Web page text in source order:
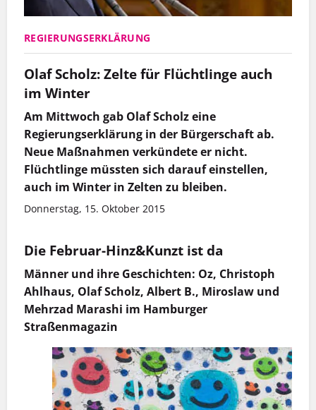
REGIERUNGSERKLÄRUNG
Olaf Scholz: Zelte für Flüchtlinge auch
im Winter
Am Mittwoch gab Olaf Scholz eine
Regierungserklärung in der Bürgerschaft ab.
Neue Maßnahmen verkündete er nicht.
Flüchtlinge müssten sich darauf einstellen,
auch im Winter in Zelten zu bleiben.
Donnerstag, 15. Oktober 2015
Die Februar-Hinz&Kunzt ist da
Männer und ihre Geschichten: Oz, Christoph
Ahlhaus, Olaf Scholz, Albert B., Miroslaw und
Mehrzad Marashi im Hamburger
Straßenmagazin